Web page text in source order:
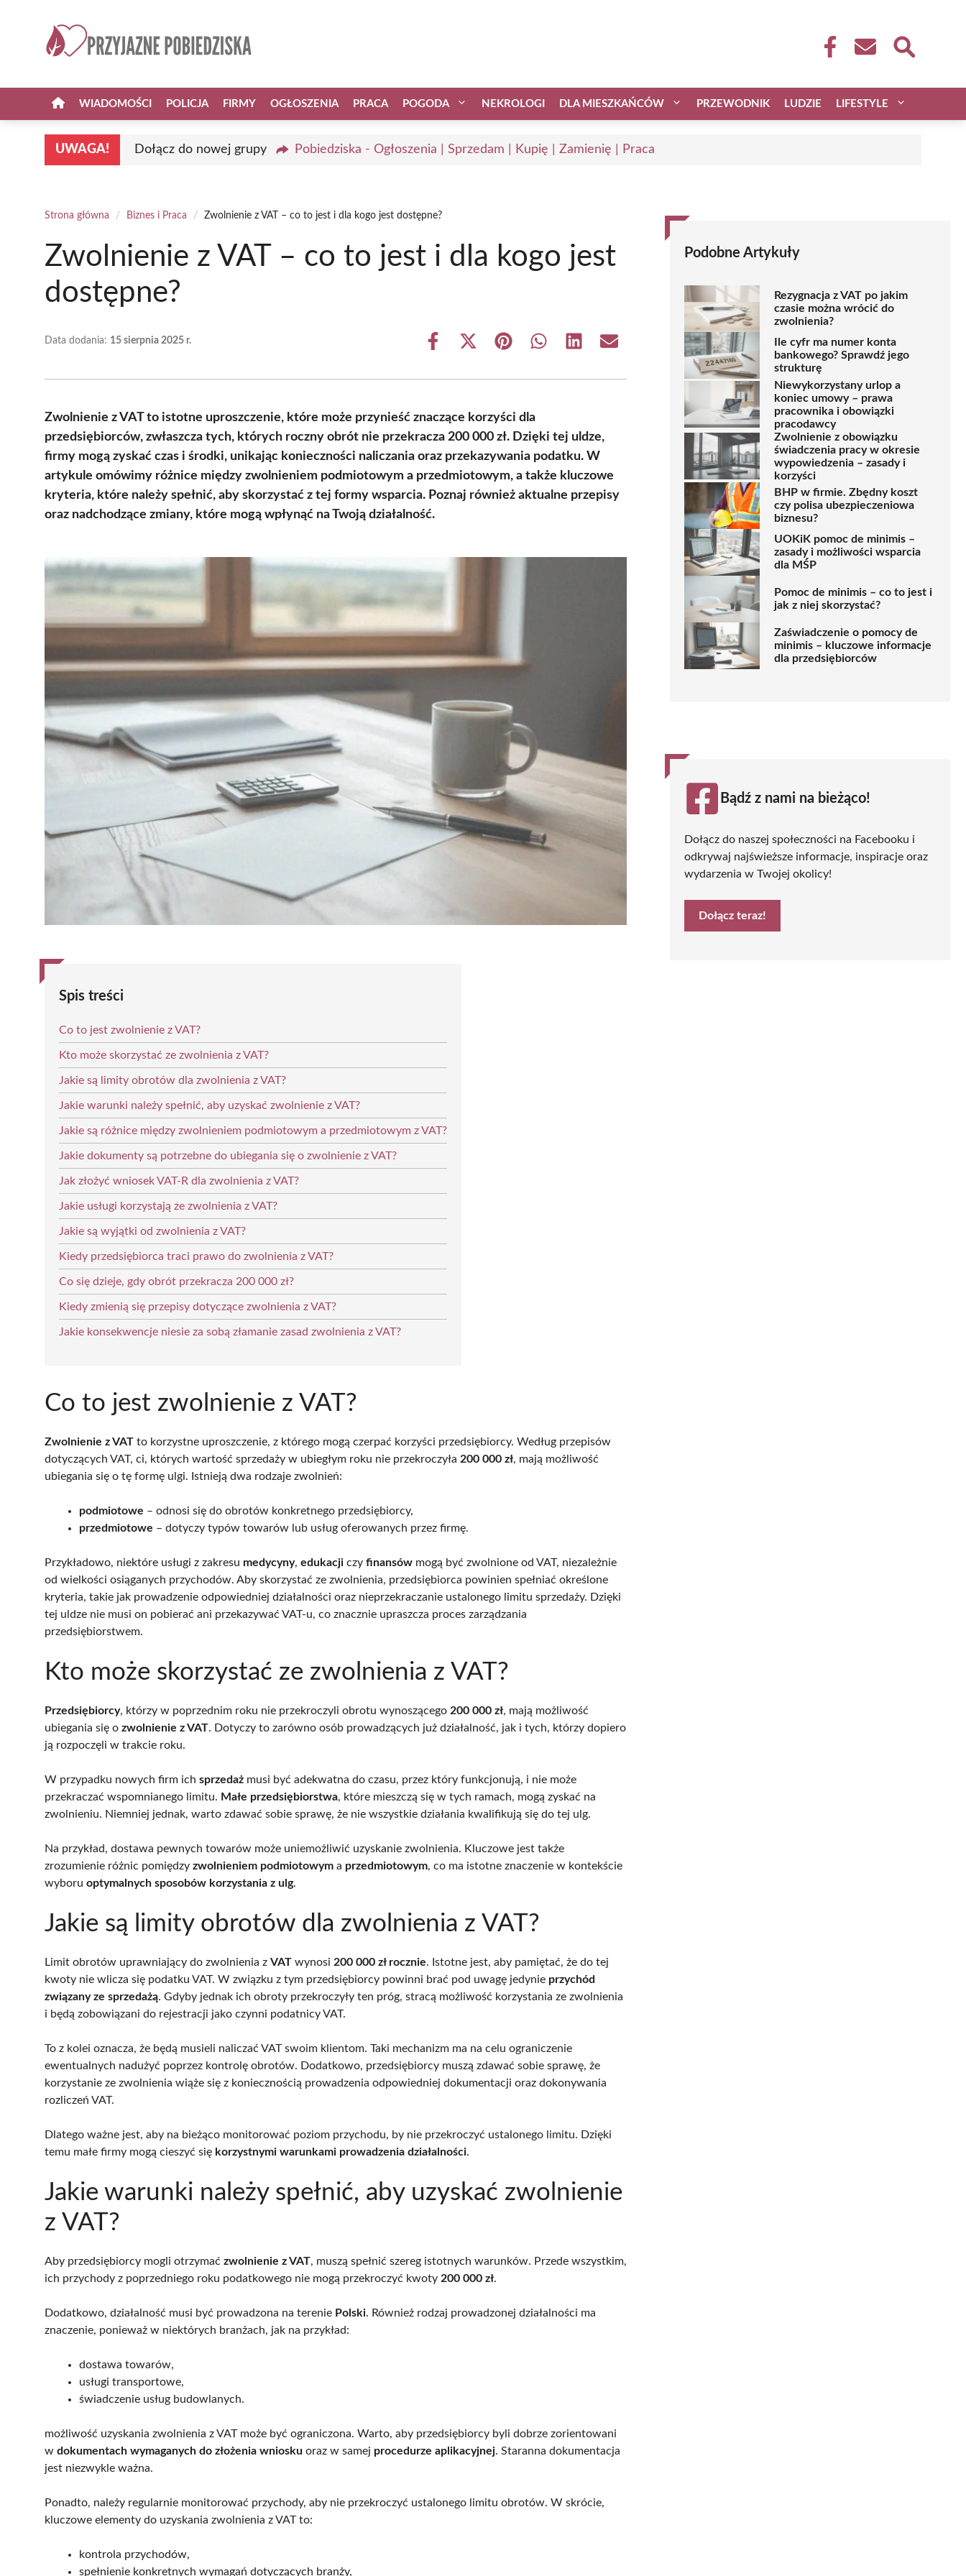
WIADOMOŚCI POLICJA FIRMY OGŁOSZENIA PRACA POGODA NEKROLOGI DLA MIESZKAŃCÓW PRZEWODNIK LUDZIE LIFESTYLE
UWAGA! Dołącz do nowej grupy Pobiedziska - Ogłoszenia | Sprzedam | Kupię | Zamienię | Praca
Strona główna / Biznes i Praca / Zwolnienie z VAT – co to jest i dla kogo jest dostępne?
Zwolnienie z VAT – co to jest i dla kogo jest
dostępne?
Data dodania: 15 sierpnia 2025 r.
Share
Share
(Twitter)
Share Share Share Share
Zwolnienie z VAT to istotne uproszczenie, które może przynieść znaczące korzyści dla
przedsiębiorców, zwłaszcza tych, których roczny obrót nie przekracza 200 000 zł. Dzięki tej uldze,
firmy mogą zyskać czas i środki, unikając konieczności naliczania oraz przekazywania podatku. W
artykule omówimy różnice między zwolnieniem podmiotowym a przedmiotowym, a także kluczowe
kryteria, które należy spełnić, aby skorzystać z tej formy wsparcia. Poznaj również aktualne przepisy
oraz nadchodzące zmiany, które mogą wpłynąć na Twoją działalność.
Spis treści
Co to jest zwolnienie z VAT?
Kto może skorzystać ze zwolnienia z VAT?
Jakie są limity obrotów dla zwolnienia z VAT?
Jakie warunki należy spełnić, aby uzyskać zwolnienie z VAT?
Jakie są różnice między zwolnieniem podmiotowym a przedmiotowym z VAT?
Jakie dokumenty są potrzebne do ubiegania się o zwolnienie z VAT?
Jak złożyć wniosek VAT-R dla zwolnienia z VAT?
Jakie usługi korzystają ze zwolnienia z VAT?
Jakie są wyjątki od zwolnienia z VAT?
Kiedy przedsiębiorca traci prawo do zwolnienia z VAT?
Co się dzieje, gdy obrót przekracza 200 000 zł?
Kiedy zmienią się przepisy dotyczące zwolnienia z VAT?
Jakie konsekwencje niesie za sobą złamanie zasad zwolnienia z VAT?
Co to jest zwolnienie z VAT?
Zwolnienie z VAT to korzystne uproszczenie, z którego mogą czerpać korzyści przedsiębiorcy. Według przepisów
dotyczących VAT, ci, których wartość sprzedaży w ubiegłym roku nie przekroczyła 200 000 zł, mają możliwość
ubiegania się o tę formę ulgi. Istnieją dwa rodzaje zwolnień:
podmiotowe – odnosi się do obrotów konkretnego przedsiębiorcy,
przedmiotowe – dotyczy typów towarów lub usług oferowanych przez firmę.
Przykładowo, niektóre usługi z zakresu medycyny, edukacji czy finansów mogą być zwolnione od VAT, niezależnie
od wielkości osiąganych przychodów. Aby skorzystać ze zwolnienia, przedsiębiorca powinien spełniać określone
kryteria, takie jak prowadzenie odpowiedniej działalności oraz nieprzekraczanie ustalonego limitu sprzedaży. Dzięki
tej uldze nie musi on pobierać ani przekazywać VAT-u, co znacznie upraszcza proces zarządzania
przedsiębiorstwem.
Kto może skorzystać ze zwolnienia z VAT?
Przedsiębiorcy, którzy w poprzednim roku nie przekroczyli obrotu wynoszącego 200 000 zł, mają możliwość
ubiegania się o zwolnienie z VAT. Dotyczy to zarówno osób prowadzących już działalność, jak i tych, którzy dopiero
ją rozpoczęli w trakcie roku.
W przypadku nowych firm ich sprzedaż musi być adekwatna do czasu, przez który funkcjonują, i nie może
przekraczać wspomnianego limitu. Małe przedsiębiorstwa, które mieszczą się w tych ramach, mogą zyskać na
zwolnieniu. Niemniej jednak, warto zdawać sobie sprawę, że nie wszystkie działania kwalifikują się do tej ulg.
Na przykład, dostawa pewnych towarów może uniemożliwić uzyskanie zwolnienia. Kluczowe jest także
zrozumienie różnic pomiędzy zwolnieniem podmiotowym a przedmiotowym, co ma istotne znaczenie w kontekście
wyboru optymalnych sposobów korzystania z ulg.
Jakie są limity obrotów dla zwolnienia z VAT?
Limit obrotów uprawniający do zwolnienia z VAT wynosi 200 000 zł rocznie. Istotne jest, aby pamiętać, że do tej
kwoty nie wlicza się podatku VAT. W związku z tym przedsiębiorcy powinni brać pod uwagę jedynie przychód
związany ze sprzedażą. Gdyby jednak ich obroty przekroczyły ten próg, stracą możliwość korzystania ze zwolnienia
i będą zobowiązani do rejestracji jako czynni podatnicy VAT.
To z kolei oznacza, że będą musieli naliczać VAT swoim klientom. Taki mechanizm ma na celu ograniczenie
ewentualnych nadużyć poprzez kontrolę obrotów. Dodatkowo, przedsiębiorcy muszą zdawać sobie sprawę, że
korzystanie ze zwolnienia wiąże się z koniecznością prowadzenia odpowiedniej dokumentacji oraz dokonywania
rozliczeń VAT.
Dlatego ważne jest, aby na bieżąco monitorować poziom przychodu, by nie przekroczyć ustalonego limitu. Dzięki
temu małe firmy mogą cieszyć się korzystnymi warunkami prowadzenia działalności.
Jakie warunki należy spełnić, aby uzyskać zwolnienie
z VAT?
Aby przedsiębiorcy mogli otrzymać zwolnienie z VAT, muszą spełnić szereg istotnych warunków. Przede wszystkim,
ich przychody z poprzedniego roku podatkowego nie mogą przekroczyć kwoty 200 000 zł.
Dodatkowo, działalność musi być prowadzona na terenie Polski. Również rodzaj prowadzonej działalności ma
znaczenie, ponieważ w niektórych branżach, jak na przykład:
dostawa towarów,
usługi transportowe,
świadczenie usług budowlanych.
możliwość uzyskania zwolnienia z VAT może być ograniczona. Warto, aby przedsiębiorcy byli dobrze zorientowani
w dokumentach wymaganych do złożenia wniosku oraz w samej procedurze aplikacyjnej. Staranna dokumentacja
jest niezwykle ważna.
Ponadto, należy regularnie monitorować przychody, aby nie przekroczyć ustalonego limitu obrotów. W skrócie,
kluczowe elementy do uzyskania zwolnienia z VAT to:
kontrola przychodów,
spełnienie konkretnych wymagań dotyczących branży,
Podobne Artykuły
Rezygnacja z VAT po jakim
czasie można wrócić do
zwolnienia?
Ile cyfr ma numer konta
bankowego? Sprawdź jego
strukturę
Niewykorzystany urlop a
koniec umowy – prawa
pracownika i obowiązki
pracodawcy
Zwolnienie z obowiązku
świadczenia pracy w okresie
wypowiedzenia – zasady i
korzyści
BHP w firmie. Zbędny koszt
czy polisa ubezpieczeniowa
biznesu?
UOKiK pomoc de minimis –
zasady i możliwości wsparcia
dla MŚP
Pomoc de minimis – co to jest i
jak z niej skorzystać?
Zaświadczenie o pomocy de
minimis – kluczowe informacje
dla przedsiębiorców
Bądź z nami na bieżąco!
Dołącz do naszej społeczności na Facebooku i
odkrywaj najświeższe informacje, inspiracje oraz
wydarzenia w Twojej okolicy!
Dołącz teraz!